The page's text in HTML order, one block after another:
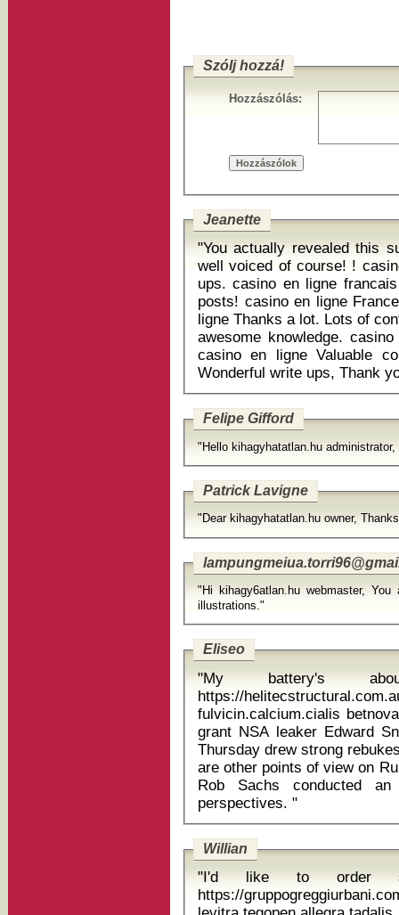
Szólj hozzá!
Hozzászólás:
Jeanette
"You actually revealed this
well voiced of course! !
ups. casino en ligne
posts! casino en ligne
ligne Thanks a lot. Lots of
awesome knowledge.
casino en ligne Valuable
Wonderful write ups, Thank
Felipe Gifford
"Hello kihagyhatatlan.hu
Patrick Lavigne
"Dear kihagyhatatlan.hu owner,
"Hi kihagy6atlan.hu webmaster,
illustrations."
Eliseo
"My battery's
https://
fulvicin.calcium.cialis betnovate c for
grant NSA leaker Edward
Thursday drew strong
are other points of view on
Rob Sachs conducted an
perspectives. "
Willian
"I'd like to order
https://